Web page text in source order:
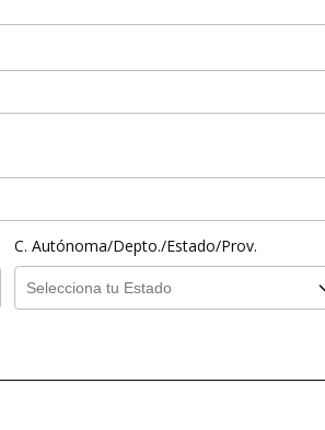
C. Autónoma/Depto./Estado/Prov.